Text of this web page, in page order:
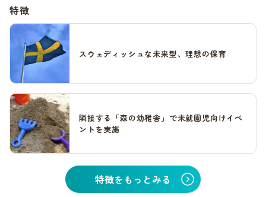
特徴
スウェディッシュな未来型、理想の保育
隣接する「森の幼稚舎」で未就園児向けイベ
ントを実施
特徴をもっとみる